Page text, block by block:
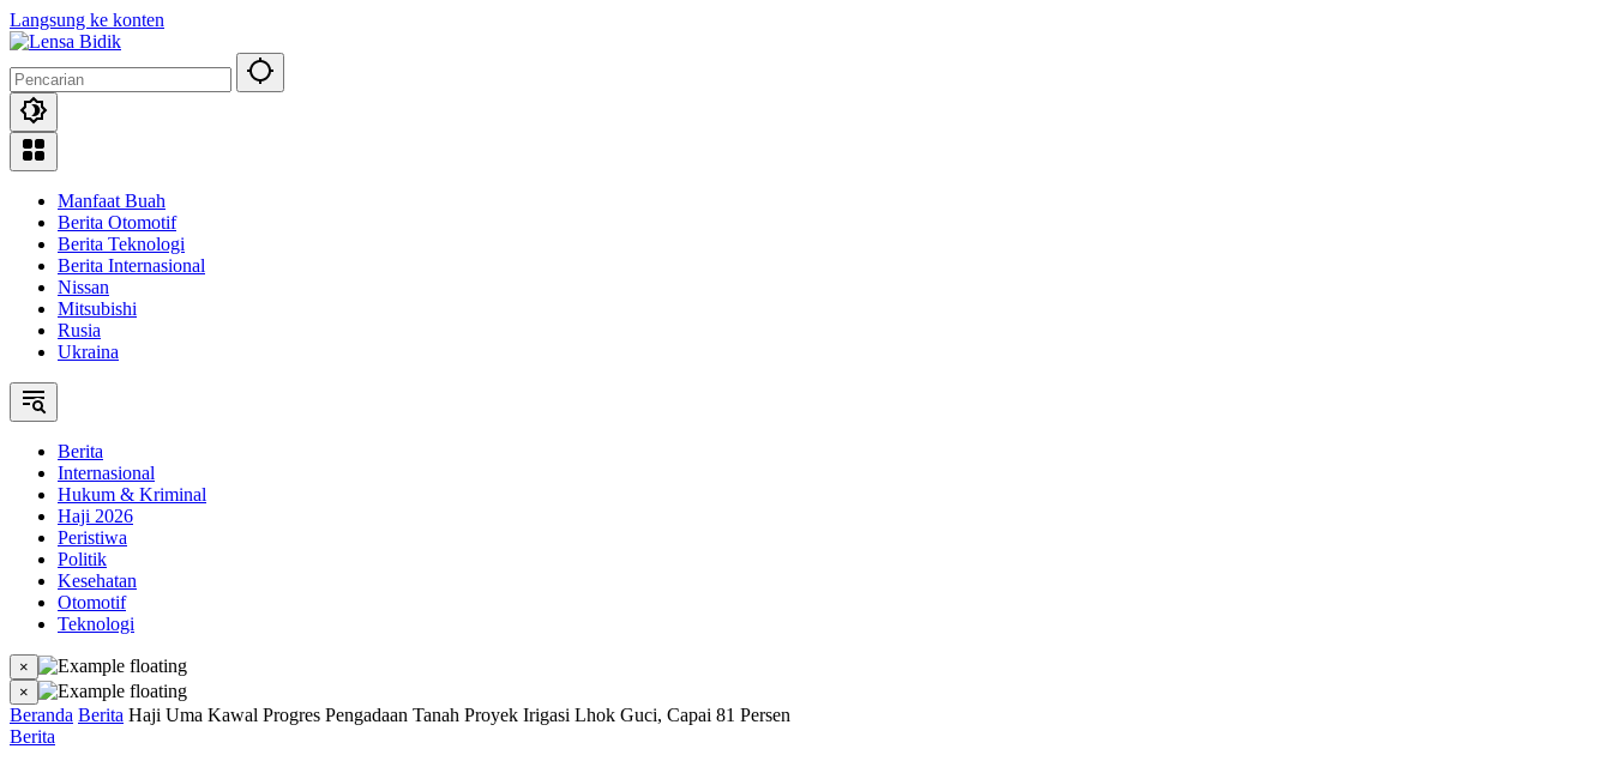
Langsung ke konten
Manfaat Buah
Berita Otomotif
Berita Teknologi
Berita Internasional
Nissan
Mitsubishi
Rusia
Ukraina
Berita
Internasional
Hukum & Kriminal
Haji 2026
Peristiwa
Politik
Kesehatan
Otomotif
Teknologi
×
×
Beranda Berita Haji Uma Kawal Progres Pengadaan Tanah Proyek Irigasi Lhok Guci, Capai 81 Persen
Berita